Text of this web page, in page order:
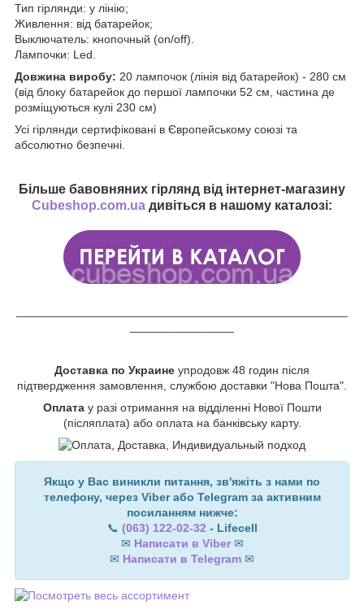
Тип гірлянди: у лінію;
Живлення: від батарейок;
Выключатель: кнопочный (on/off).
Лампочки: Led.
Довжина виробу: 20 лампочок (лінія від батарейок) - 280 см
(від блоку батарейок до першої лампочки 52 см, частина де
розміщуються кулі 230 см)
Усі гірлянди сертифіковані в Європейському союзі та
абсолютно безпечні.
Більше бавовняних гірлянд від інтернет-магазину
Cubeshop.com.ua дивіться в нашому каталозі:
Доставка по Украине упродовж 48 годин після
підтвердження замовлення, службою доставки "Нова Пошта".
Оплата у разі отримання на відділенні Нової Пошти
(післяплата) або оплата на банківську карту.
Якщо у Вас виникли питання, зв'яжіть з нами по
телефону, через Viber або Telegram за активним
посиланням нижче:
📞 (063) 122-02-32 - Lifecell
✉ Написати в Viber ✉
✉ Написати в Telegram ✉